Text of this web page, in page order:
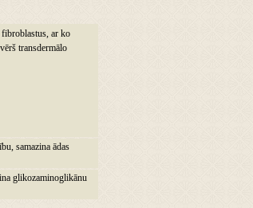
ar ko
transdermālo
samazina ādas
glikozaminoglikānu